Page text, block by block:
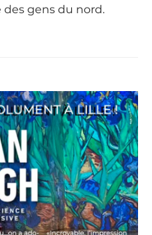
gens du nord.